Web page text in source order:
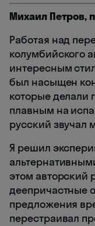
Михаил Петров,
Работая над
колумбийского
интересным
был насыщен
которые делали
плавным на
русский звучал
Я решил
этом авторский
деепричастные
предложения
перестраивал